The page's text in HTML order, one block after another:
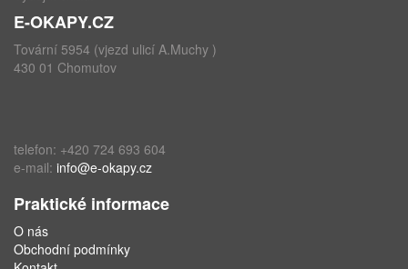
E-OKAPY.CZ
Tovární 5954 (vjezd ulicí A.Muchy )
430 01 Chomutov
telefon: +420 724 693 604
e-mail: info@e-okapy.cz
Praktické informace
O nás
Obchodní podmínky